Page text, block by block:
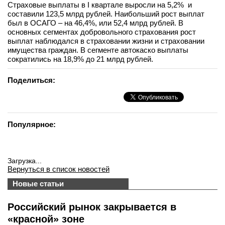
Страховые выплаты в I квартале выросли на 5,2% и
составили 123,5 млрд рублей. Наибольший рост выплат
был в ОСАГО – на 46,4%, или 52,4 млрд рублей. В
основных сегментах добровольного страхования рост
выплат наблюдался в страховании жизни и страховании
имущества граждан. В сегменте автокаско выплаты
сократились на 18,9% до 21 млрд рублей.
Поделиться:
Популярное:
Загрузка...
Вернуться в список новостей
Новые статьи
Российский рынок закрывается в
«красной» зоне